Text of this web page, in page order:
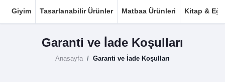
Giyim Tasarlanabilir Ürünler Matbaa Ürünleri Kitap &
Garanti ve İade Koşulları
Anasayfa Garanti ve İade Koşulları